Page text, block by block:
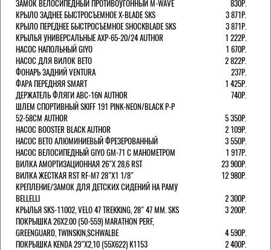
ЗАМОК ВЕЛОСИПЕДНЫЙ ПРОТИВОУГОННЫЙ M-WAVE
830Р.
КРЫЛО ЗАДНЕЕ БЫСТРОСЪЕМНОЕ X-BLADE SKS
3 871Р.
КРЫЛО ПЕРЕДНЕЕ БЫСТРОСЪЕМНОЕ SHOCKBLADE SKS
3 871Р.
КРЫЛЬЯ УНИВЕРСАЛЬНЫЕ AXP-65-20/24 AUTHOR
1 222Р.
НАСОС НАПОЛЬНЫЙ GIYO
1 670Р.
НАСОС ДЛЯ ВИЛОК ВЕТО
2 822Р.
ФОНАРЬ ЗАДНИЙ VENTURA
237Р.
ФАРА ПЕРЕДНЯЯ SMART
1 425Р.
ДЕРЖАТЕЛЬ ФЛЯГИ ABC-16N AUTHOR
740Р.
ШЛЕМ СПОРТИВНЫЙ SKIFF 191 PINK-NEON/BLACK Р-Р
52-58СМ AUTHOR
5 350Р.
НАСОС BOOSTER BLACK AUTHOR
2 109Р.
НАСОС BETO АЛЮМИНИЕВЫЙ ФРЕЗЕРОВАННЫЙ
3 550Р.
НАСОС ВЕЛОСИПЕДНЫЙ GIYO GM-71 С МАНОМЕТРОМ
1 917Р.
ВИЛКА АМОРТИЗАЦИОННАЯ 26"Х 28,6 RST
23 900Р.
ВИЛКА ЖЕСТКАЯ RST RF-M7 28"Х1 1/8"
12 980Р.
КРЕПЛЕНИЕ/ЗАМОК ДЛЯ ДЕТСКИХ СИДЕНИЙ НА РАМУ
BELLELLI
2 300Р.
КРЫЛЬЯ SKS-11002, VELO 47 TREKKING, 28" 47 ММ. SKS
3 200Р.
ПОКРЫШКА 26X2.00 (50-559) MARATHON PERF,
GREENGUARD, TWINSKIN,SCHWALBE
4 590Р.
ПОКРЫШКА KENDA 29"Х2,10 (55X622) K1153
2 400Р.